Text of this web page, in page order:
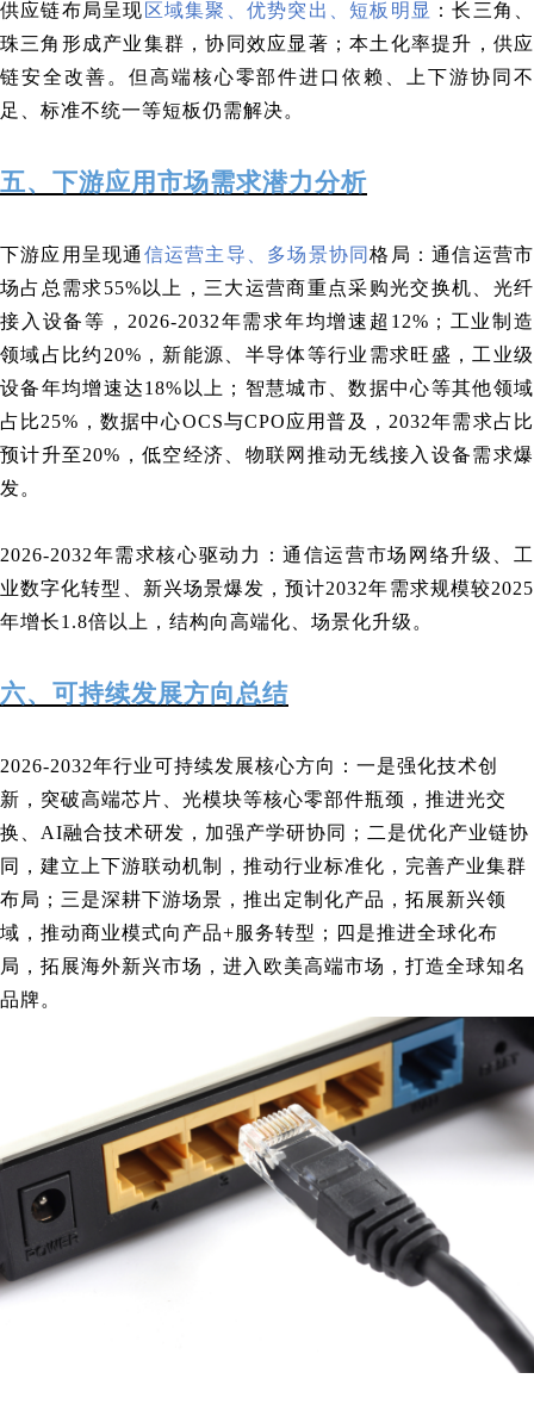
供应链布局呈现 区域集聚、优势突出、短板明显 ：长三角、
珠三角形成产业集群，协同效应显著；本土化率提升，供应
链安全改善。但高端核心零部件进口依赖、上下游协同不
足、标准不统一等短板仍需解决。
五、下游应用市场需求潜力分析
下游应用呈现通 信运营主导、多场景协同格局：通信运营市
场占总需求55%以上，三大运营商重点采购光交换机、光纤
接入设备等，2026-2032年需求年均增速超12%；工业制造
领域占比约20%，新能源、半导体等行业需求旺盛，工业级
设备年均增速达18%以上；智慧城市、数据中心等其他领域
占比25%，数据中心OCS与CPO应用普及，2032年需求占比
预计升至20%，低空经济、物联网推动无线接入设备需求爆
发。
2026-2032年需求核心驱动力：通信运营市场网络升级、工
业数字化转型、新兴场景爆发，预计2032年需求规模较2025
年增长1.8倍以上，结构向高端化、场景化升级。
六、可持续发展方向总结
2026-2032年行业可持续发展核心方向：一是强化技术创
新，突破高端芯片、光模块等核心零部件瓶颈，推进光交
换、AI融合技术研发，加强产学研协同；二是优化产业链协
同，建立上下游联动机制，推动行业标准化，完善产业集群
布局；三是深耕下游场景，推出定制化产品，拓展新兴领
域，推动商业模式向产品+服务转型；四是推进全球化布
局，拓展海外新兴市场，进入欧美高端市场，打造全球知名
品牌。